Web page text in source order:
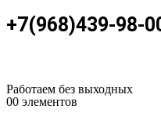
+7(968)439-98-
Работаем без выходных
00 элементов